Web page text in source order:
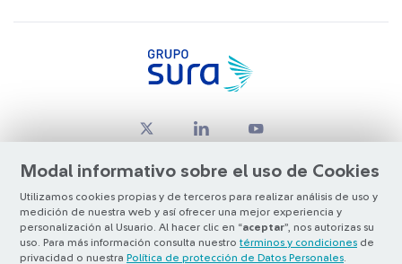
Modal informativo sobre el uso de Cookies
Utilizamos cookies propias y de terceros para realizar análisis de uso y
medición de nuestra web y así ofrecer una mejor experiencia y
personalización al Usuario. Al hacer clic en “aceptar”, nos autorizas su
uso. Para más información consulta nuestro términos y condiciones de
privacidad o nuestra Política de protección de Datos Personales
© Copyright Grupo SURA 2026